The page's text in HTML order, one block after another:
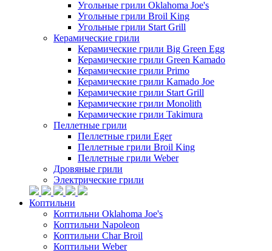
Угольные грили Oklahoma Joe's
Угольные грили Broil King
Угольные грили Start Grill
Керамические грили
Керамические грили Big Green Egg
Керамические грили Green Kamado
Керамические грили Primo
Керамические грили Kamado Joe
Керамические грили Start Grill
Керамические грили Monolith
Керамические грили Takimura
Пеллетные грили
Пеллетные грили Eger
Пеллетные грили Broil King
Пеллетные грили Weber
Дровяные грили
Электрические грили
Коптильни
Коптильни Oklahoma Joe's
Коптильни Napoleon
Коптильни Char Broil
Коптильни Weber